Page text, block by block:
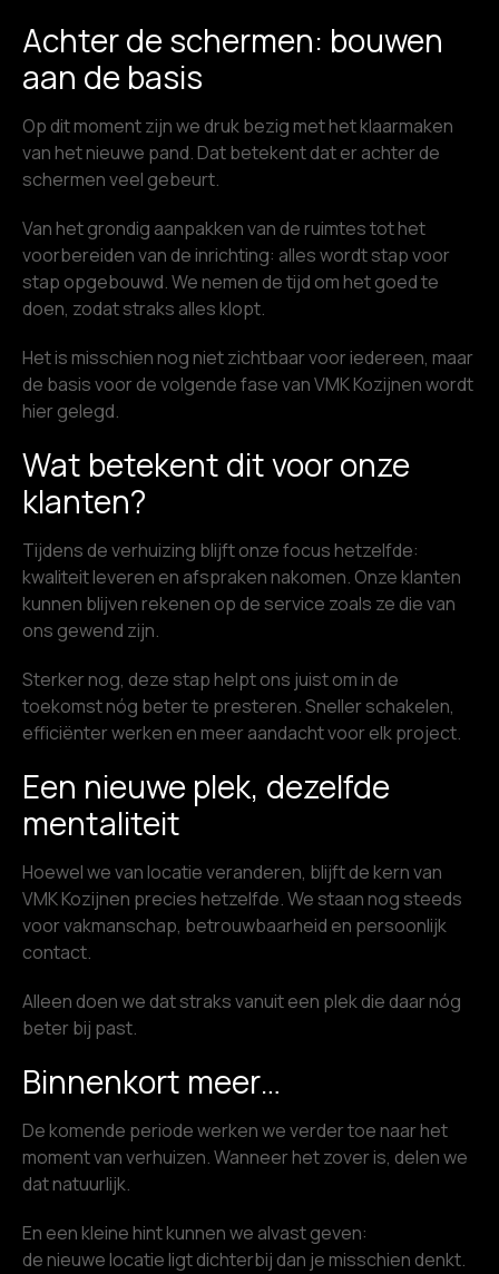
Achter de schermen: bouwen
aan de basis
Op dit moment zijn we druk bezig met het klaarmaken
van het nieuwe pand. Dat betekent dat er achter de
schermen veel gebeurt.
Van het grondig aanpakken van de ruimtes tot het
voorbereiden van de inrichting: alles wordt stap voor
stap opgebouwd. We nemen de tijd om het goed te
doen, zodat straks alles klopt.
Het is misschien nog niet zichtbaar voor iedereen, maar
de basis voor de volgende fase van VMK Kozijnen wordt
hier gelegd.
Wat betekent dit voor onze
klanten?
Tijdens de verhuizing blijft onze focus hetzelfde:
kwaliteit leveren en afspraken nakomen. Onze klanten
kunnen blijven rekenen op de service zoals ze die van
ons gewend zijn.
Sterker nog, deze stap helpt ons juist om in de
toekomst nóg beter te presteren. Sneller schakelen,
efficiënter werken en meer aandacht voor elk project.
Een nieuwe plek, dezelfde
mentaliteit
Hoewel we van locatie veranderen, blijft de kern van
VMK Kozijnen precies hetzelfde. We staan nog steeds
voor vakmanschap, betrouwbaarheid en persoonlijk
contact.
Alleen doen we dat straks vanuit een plek die daar nóg
beter bij past.
Binnenkort meer…
De komende periode werken we verder toe naar het
moment van verhuizen. Wanneer het zover is, delen we
dat natuurlijk.
En een kleine hint kunnen we alvast geven:
de nieuwe locatie ligt dichterbij dan je misschien denkt.